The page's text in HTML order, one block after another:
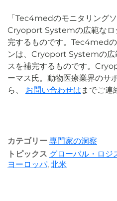
「Tec4medのモニタリングソ
Cryoport Systemの広範なロ
完するものです。Tec4med
ンは、Cryoport Systemの広
スを補完するものです。
ーマス氏。動物医療業界のサ
ら、 お問い合わせは までご連
カテゴリー 専門家の洞察
トピックス グローバル・ロジ
ヨーロッパ, 北米